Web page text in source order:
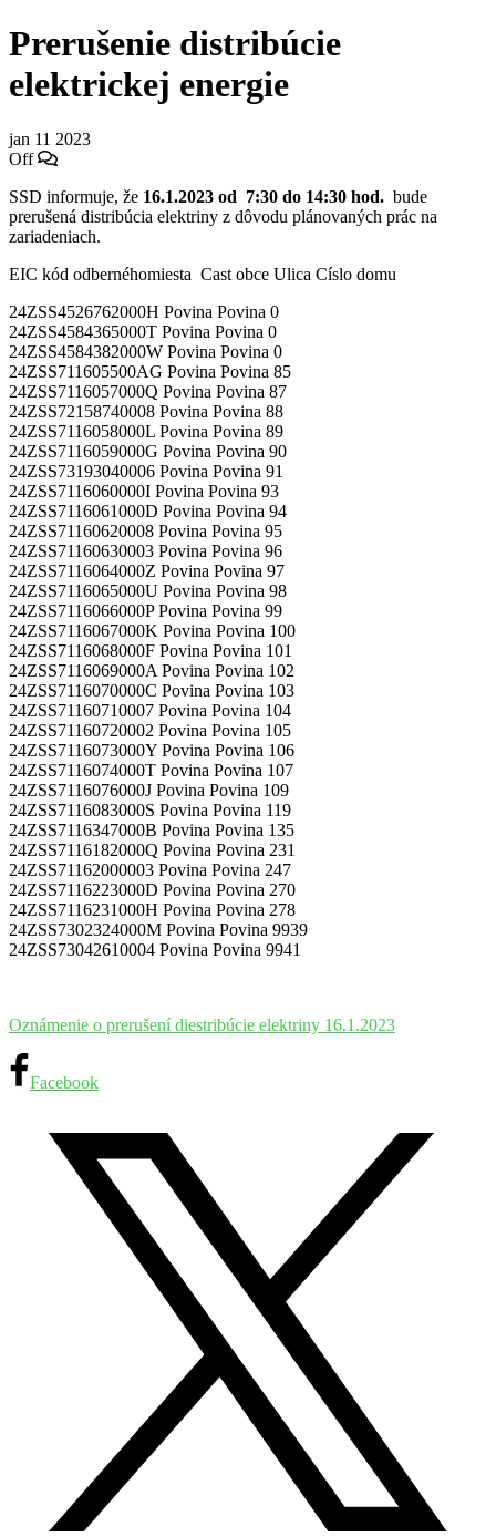
Prerušenie distribúcie
elektrickej energie
jan 11 2023
Off
SSD informuje, že 16.1.2023 od 7:30 do 14:30 hod. bude
prerušená distribúcia elektriny z dôvodu plánovaných prác na
zariadeniach.
EIC kód odbernéhomiesta Cast obce Ulica Císlo domu
24ZSS4526762000H Povina Povina 0
24ZSS4584365000T Povina Povina 0
24ZSS4584382000W Povina Povina 0
24ZSS711605500AG Povina Povina 85
24ZSS7116057000Q Povina Povina 87
24ZSS72158740008 Povina Povina 88
24ZSS7116058000L Povina Povina 89
24ZSS7116059000G Povina Povina 90
24ZSS73193040006 Povina Povina 91
24ZSS7116060000I Povina Povina 93
24ZSS7116061000D Povina Povina 94
24ZSS71160620008 Povina Povina 95
24ZSS71160630003 Povina Povina 96
24ZSS7116064000Z Povina Povina 97
24ZSS7116065000U Povina Povina 98
24ZSS7116066000P Povina Povina 99
24ZSS7116067000K Povina Povina 100
24ZSS7116068000F Povina Povina 101
24ZSS7116069000A Povina Povina 102
24ZSS7116070000C Povina Povina 103
24ZSS71160710007 Povina Povina 104
24ZSS71160720002 Povina Povina 105
24ZSS7116073000Y Povina Povina 106
24ZSS7116074000T Povina Povina 107
24ZSS7116076000J Povina Povina 109
24ZSS7116083000S Povina Povina 119
24ZSS7116347000B Povina Povina 135
24ZSS7116182000Q Povina Povina 231
24ZSS71162000003 Povina Povina 247
24ZSS7116223000D Povina Povina 270
24ZSS7116231000H Povina Povina 278
24ZSS7302324000M Povina Povina 9939
24ZSS73042610004 Povina Povina 9941
Oznámenie o prerušení diestribúcie elektriny 16.1.2023
Facebook